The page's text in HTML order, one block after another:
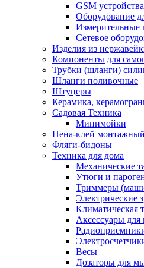
GSM устройства
Оборудование
Измерительные
Сетевое
Изделия из
Компоненты для
Трубки (шланги)
Шланги поливочные
Штуцеры
Керамика,
Садовая Техника
Минимойки
Пена-клей монтажный
Фляги-бидоны
Техника для дома
Механические
Утюги и
Триммеры
Электрические
Климатическая
Аксессуары для
Весы
Дозаторы для